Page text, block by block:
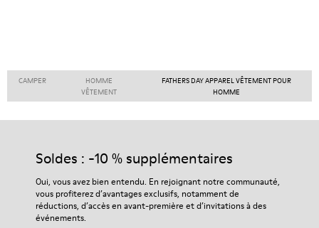
CAMPER
HOMME
VÊTEMENT
FATHERS DAY APPAREL VÊTEMENT POUR
HOMME
Soldes : -10 % supplémentaires
Oui, vous avez bien entendu. En rejoignant notre communauté,
vous profiterez d’avantages exclusifs, notamment de
réductions, d’accès en avant-première et d’invitations à des
événements.